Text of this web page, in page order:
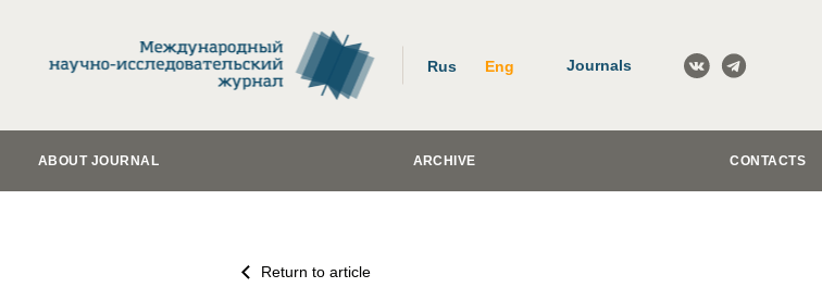
Rus Eng Journals
ABOUT JOURNAL ARCHIVE CONTACTS
Return to article